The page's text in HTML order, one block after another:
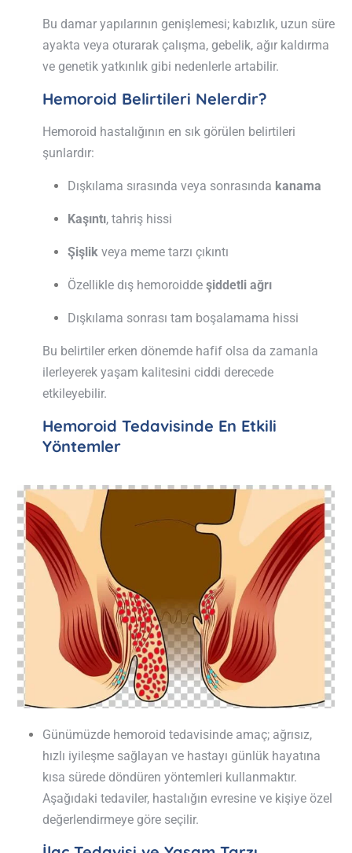
Bu damar yapılarının genişlemesi; kabızlık, uzun süre
ayakta veya oturarak çalışma, gebelik, ağır kaldırma
ve genetik yatkınlık gibi nedenlerle artabilir.
Hemoroid Belirtileri Nelerdir?
Hemoroid hastalığının en sık görülen belirtileri
şunlardır:
Dışkılama sırasında veya sonrasında kanama
Kaşıntı, tahriş hissi
Şişlik veya meme tarzı çıkıntı
Özellikle dış hemoroidde şiddetli ağrı
Dışkılama sonrası tam boşalamama hissi
Bu belirtiler erken dönemde hafif olsa da zamanla
ilerleyerek yaşam kalitesini ciddi derecede
etkileyebilir.
Hemoroid Tedavisinde En Etkili
Yöntemler
Günümüzde hemoroid tedavisinde amaç; ağrısız,
hızlı iyileşme sağlayan ve hastayı günlük hayatına
kısa sürede döndüren yöntemleri kullanmaktır.
Aşağıdaki tedaviler, hastalığın evresine ve kişiye özel
değerlendirmeye göre seçilir.